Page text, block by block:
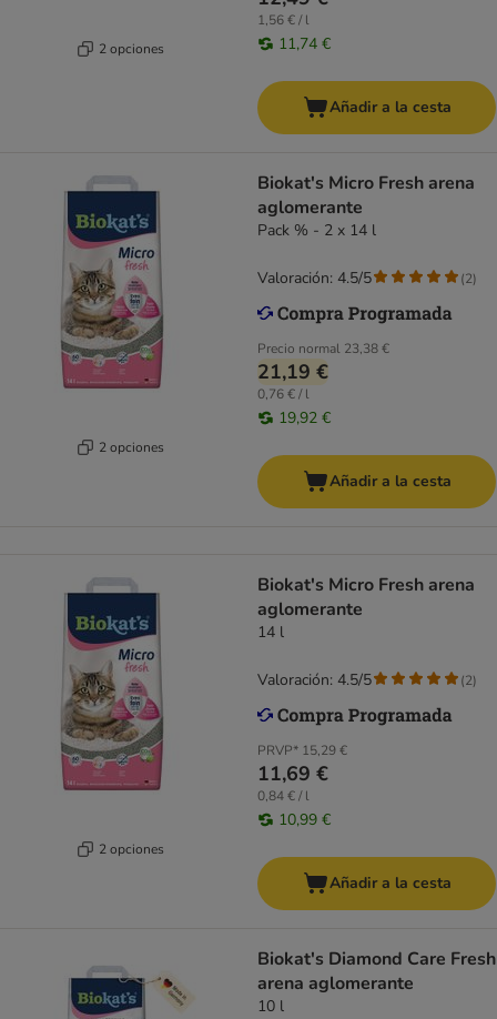
2 opciones
1,56 € / l
11,74 €
Añadir a la cesta
2 opciones
Biokat's Micro Fresh arena
aglomerante
Pack % - 2 x 14 l
Precio normal 23,38 €
21,19 €
0,76 € / l
19,92 €
Valoración: 4.5/5 (2)
Añadir a la cesta
2 opciones
Biokat's Micro Fresh arena
aglomerante
14 l
PRVP* 15,29 €
11,69 €
0,84 € / l
10,99 €
Valoración: 4.5/5 (2)
Añadir a la cesta
Biokat's Diamond Care Fresh
arena aglomerante
10 l